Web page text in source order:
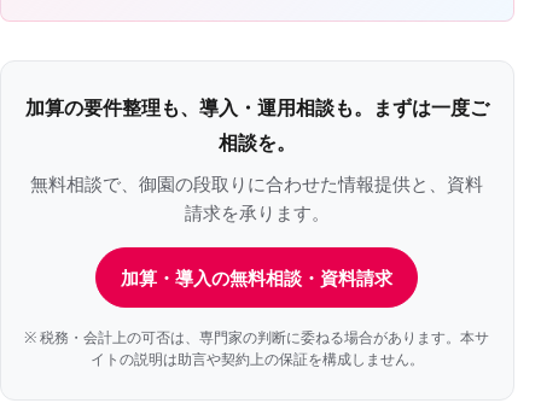
加算の要件整理も、導入・運用相談も。まずは一度ご
相談を。
無料相談で、御園の段取りに合わせた情報提供と、資料
請求を承ります。
加算・導入の無料相談・資料請求
※ 税務・会計上の可否は、専門家の判断に委ねる場合があります。本サ
イトの説明は助言や契約上の保証を構成しません。